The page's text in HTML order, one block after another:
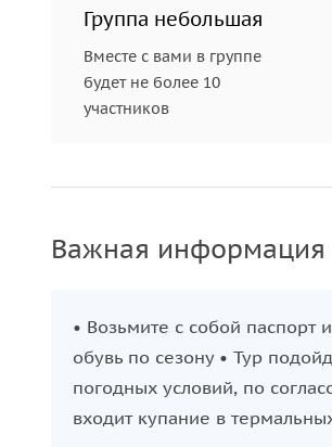
Группа небольшая
Вместе с вами в группе
будет не более 10
участников
Важная информация
• Возьмите с собой
обувь по сезону • Тур
погодных условий, по
входит купание в